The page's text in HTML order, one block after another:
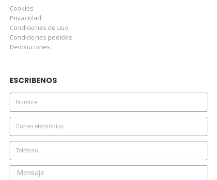
Cookies
Privacidad
Condiciones de uso
Condiciones pedidos
Devoluciones
ESCRIBENOS